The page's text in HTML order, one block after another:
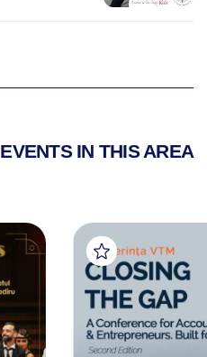
EVENTS IN THIS AREA